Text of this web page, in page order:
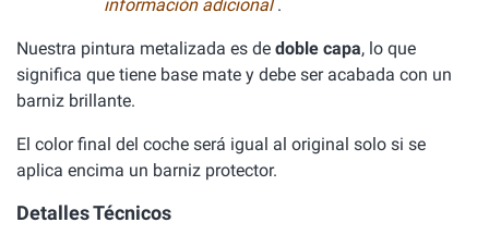
información adicional.
Nuestra pintura metalizada es de doble capa, lo que
significa que tiene base mate y debe ser acabada con un
barniz brillante.
El color final del coche será igual al original solo si se
aplica encima un barniz protector.
Detalles Técnicos